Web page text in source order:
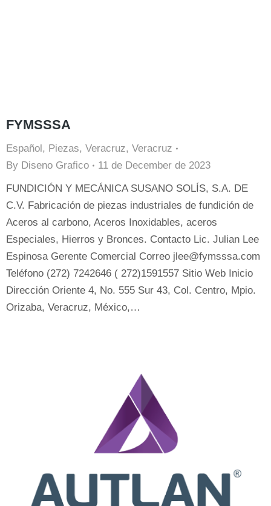
FYMSSSA
Español, Piezas, Veracruz, Veracruz
By Diseno Grafico
11 de December de 2023
FUNDICIÓN Y MECÁNICA SUSANO SOLÍS, S.A. DE
C.V. Fabricación de piezas industriales de fundición de
Aceros al carbono, Aceros Inoxidables, aceros
Especiales, Hierros y Bronces. Contacto Lic. Julian Lee
Espinosa Gerente Comercial Correo jlee@fymsssa.com
Teléfono (272) 7242646 ( 272)1591557 Sitio Web Inicio
Dirección Oriente 4, No. 555 Sur 43, Col. Centro, Mpio.
Orizaba, Veracruz, México,…